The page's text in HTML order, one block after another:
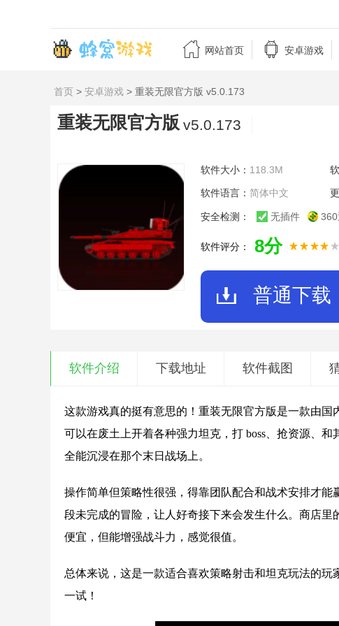
 网站首页  安卓游戏
首页 > 安卓游戏 > 重装无限官方版 v5.0.173
重装无限官方版 v5.0.173
软件大小： 118.3M
软件语言： 简体中文
安全检测： 无插件 360
软件评分： 8分
普通下载
软件介绍 下载地址 软件截图
这款游戏真的挺有意思的！重装无限官方版是一款由
可以在废土上开着各种强力坦克，打 boss、抢资源、
全能沉浸在那个末日战场上。
操作简单但策略性很强，得靠团队配合和战术安排才
段未完成的冒险，让人好奇接下来会发生什么。商店
便宜，但能增强战斗力，感觉很值。
总体来说，这是一款适合喜欢策略射击和坦克玩法的
一试！